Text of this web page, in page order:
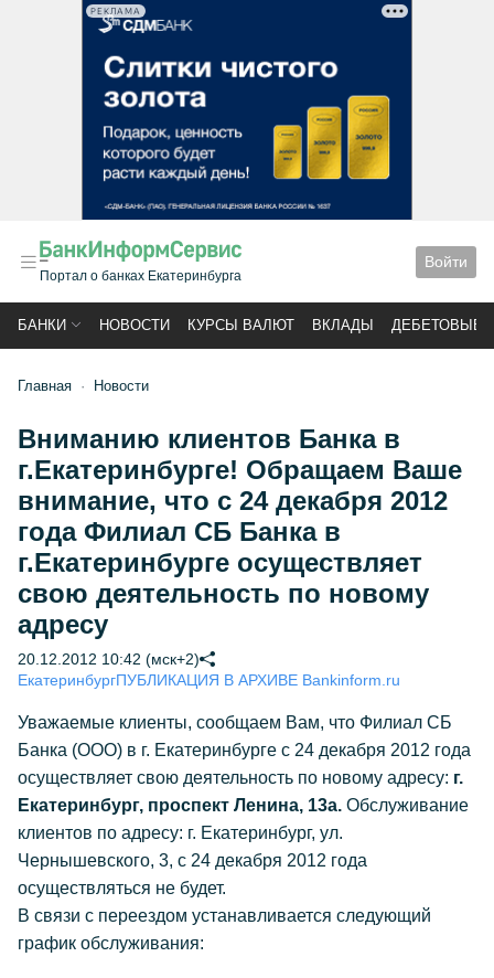
РЕКЛАМА
Портал о банках Екатеринбурга
Войти
БАНКИ НОВОСТИ КУРСЫ ВАЛЮТ ВКЛАДЫ ДЕБЕТОВЫЕ
Главная Новости
Вниманию клиентов Банка в
г.Екатеринбурге! Обращаем Ваше
внимание, что с 24 декабря 2012
года Филиал СБ Банка в
г.Екатеринбурге осуществляет
свою деятельность по новому
адресу
20.12.2012 10:42 (мск+2)
ЕкатеринбургПУБЛИКАЦИЯ В АРХИВЕ Bankinform.ru
Уважаемые клиенты, сообщаем Вам, что Филиал СБ
Банка (ООО) в г. Екатеринбурге с 24 декабря 2012 года
осуществляет свою деятельность по новому адресу: г.
Екатеринбург, проспект Ленина, 13а. Обслуживание
клиентов по адресу: г. Екатеринбург, ул.
Чернышевского, 3, с 24 декабря 2012 года
осуществляться не будет.
В связи с переездом устанавливается следующий
график обслуживания: